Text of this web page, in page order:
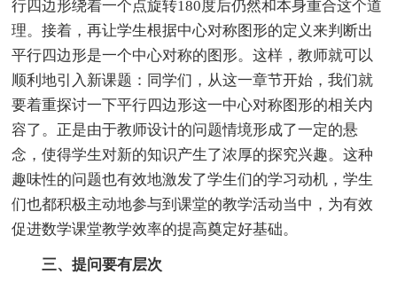
行四边形绕着一个点旋转180度后仍然和本身重合这个道
理。接着，再让学生根据中心对称图形的定义来判断出
平行四边形是一个中心对称的图形。这样，教师就可以
顺利地引入新课题：同学们，从这一章节开始，我们就
要着重探讨一下平行四边形这一中心对称图形的相关内
容了。正是由于教师设计的问题情境形成了一定的悬
念，使得学生对新的知识产生了浓厚的探究兴趣。这种
趣味性的问题也有效地激发了学生们的学习动机，学生
们也都积极主动地参与到课堂的教学活动当中，为有效
促进数学课堂教学效率的提高奠定好基础。
三、提问要有层次